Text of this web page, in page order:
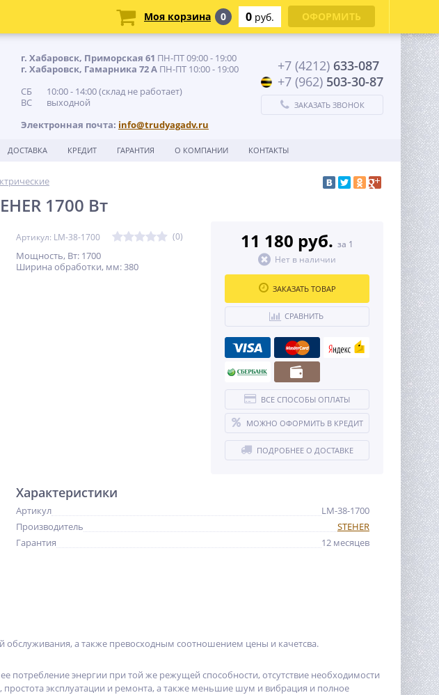
г. Хабаровск, Приморская 61 ПН-ПТ 09:00 - 19:00
г. Хабаровск, Гамарника 72 А ПН-ПТ 10:00 - 19:00
СБ 10:00 - 14:00 (склад не работает)
ВС выходной
Электронная почта: info@trudyagadv.ru
+7 (4212) 633-087
+7 (962) 503-30-87
ЗАКАЗАТЬ ЗВОНОК
ДОСТАВКА КРЕДИТ ГАРАНТИЯ О КОМПАНИИ КОНТАКТЫ
1700 Вт
Артикул: LM-38-1700 (0)
Мощность, Вт: 1700
Ширина обработки, мм: 380
11 180 руб. за 1
Нет в наличии
ЗАКАЗАТЬ ТОВАР
СРАВНИТЬ
ВСЕ СПОСОБЫ ОПЛАТЫ
МОЖНО ОФОРМИТЬ В КРЕДИТ
ПОДРОБНЕЕ О ДОСТАВКЕ
Характеристики
Артикул
LM-38-1700
Производитель
STEHER
Гарантия
12 месяцев
обслуживания, а также превосходным соотношением цены и качетсва.
потребление энергии при той же режущей способности, отсутствие необходимости
эксплуатации и ремонта, а также меньшие шум и вибрация и полное
Моя корзина 0 0 руб. ОФОРМИТЬ